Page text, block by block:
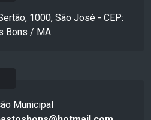
1000, São José - CEP:
Bons / MA
Municipal